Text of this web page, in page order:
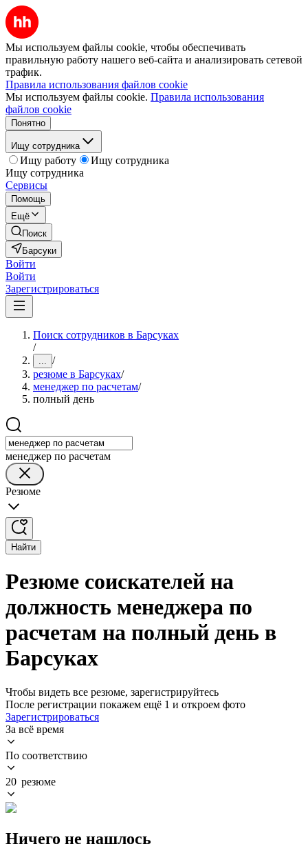
Мы используем файлы cookie, чтобы обеспечивать
правильную работу нашего веб-сайта и анализировать сетевой
трафик.
Правила использования файлов cookie
Мы используем файлы cookie. Правила использования
файлов cookie
Понятно
Ищу сотрудника
Ищу работу
Ищу сотрудника
Ищу сотрудника
Сервисы
Помощь
Ещё
Поиск
Барсуки
Войти
Войти
Зарегистрироваться
Поиск сотрудников в Барсуках
/
... /
резюме в Барсуках/
менеджер по расчетам/
полный день
менеджер по расчетам
Резюме
Найти
Резюме соискателей на
должность менеджера по
расчетам на полный день в
Барсуках
Чтобы видеть все резюме, зарегистрируйтесь
После регистрации покажем ещё 1 и откроем фото
Зарегистрироваться
За всё время
По соответствию
20 резюме
Ничего не нашлось